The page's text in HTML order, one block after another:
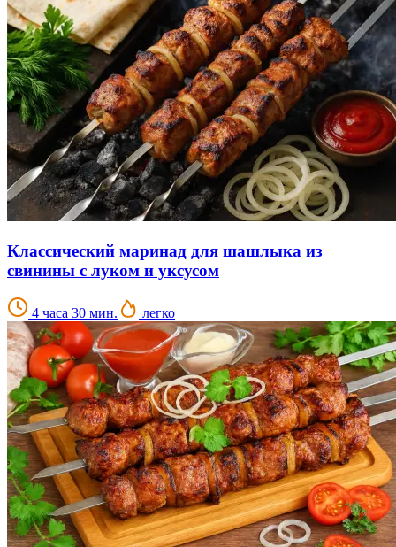
Классический маринад для шашлыка из
свинины с луком и уксусом
4 часа 30 мин. легко